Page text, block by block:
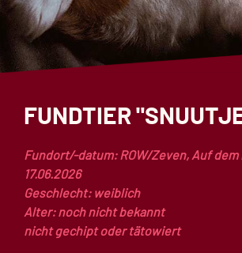
FUNDTIER
Fundort/-datum: ROW/Zeven, Auf dem
17.06.2026
Geschlecht: weiblich
Alter: noch nicht bekannt
nicht gechipt oder tätowiert